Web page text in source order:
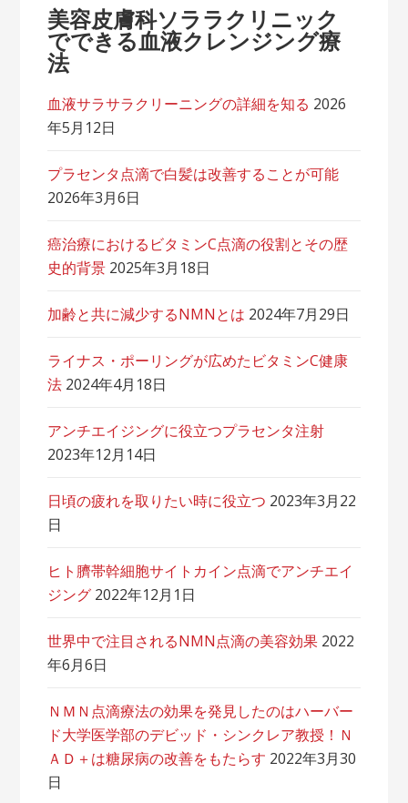
美容皮膚科ソララクリニック
でできる血液クレンジング療
法
血液サラサラクリーニングの詳細を知る 2026
年5月12日
プラセンタ点滴で白髪は改善することが可能
2026年3月6日
癌治療におけるビタミンC点滴の役割とその歴
史的背景 2025年3月18日
加齢と共に減少するNMNとは 2024年7月29日
ライナス・ポーリングが広めたビタミンC健康
法 2024年4月18日
アンチエイジングに役立つプラセンタ注射
2023年12月14日
日頃の疲れを取りたい時に役立つ 2023年3月22
日
ヒト臍帯幹細胞サイトカイン点滴でアンチエイ
ジング 2022年12月1日
世界中で注目されるNMN点滴の美容効果 2022
年6月6日
ＮＭＮ点滴療法の効果を発見したのはハーバー
ド大学医学部のデビッド・シンクレア教授！Ｎ
ＡＤ＋は糖尿病の改善をもたらす 2022年3月30
日